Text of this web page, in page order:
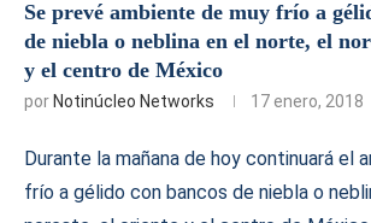
Se prevé ambiente de muy frío a
de niebla o neblina en el norte, el
y el centro de México
por Notinúcleo Networks 17 enero, 2018
Durante la mañana de hoy continuará el
frío a gélido con bancos de niebla o